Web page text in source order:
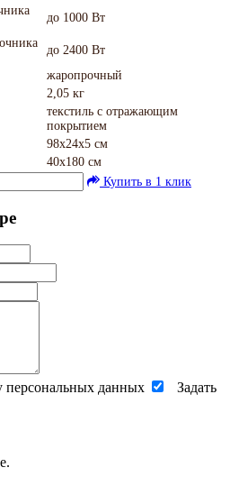
до 1000 Вт
до 2400 Вт
жаропрочный
2,05 кг
текстиль с отражающим
покрытием
98х24х5 см
40х180 см
Купить в 1 клик
персональных данных
Задать